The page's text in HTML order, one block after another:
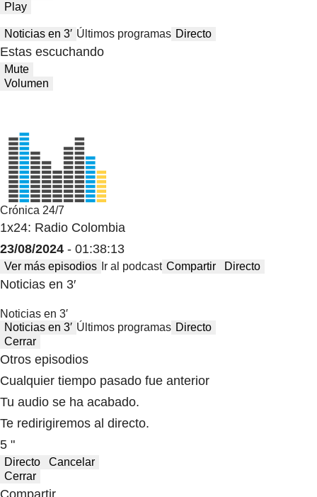
Play
Noticias en 3′ Últimos programas Directo
Estas escuchando
Mute
Volumen
Crónica 24/7
1x24: Radio Colombia
23/08/2024 - 01:38:13
Ver más episodios Ir al podcast Compartir Directo
Noticias en 3′
Noticias en 3′
Noticias en 3′ Últimos programas Directo
Cerrar
Otros episodios
Cualquier tiempo pasado fue anterior
Tu audio se ha acabado.
Te redirigiremos al directo.
5 "
Directo
Cancelar
Cerrar